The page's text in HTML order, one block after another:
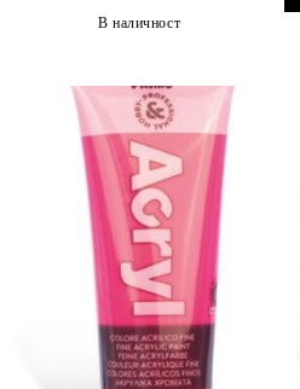
В наличност